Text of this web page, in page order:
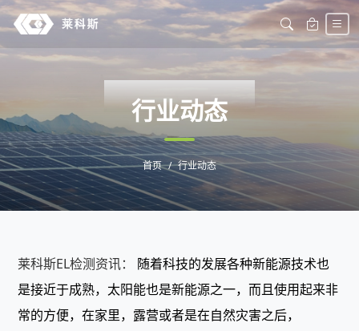
DONGTAI
行业动态
首页 行业动态
莱科斯EL检测资讯：
随着科技的发展各种新能源技术也
是接近于成熟，太阳能也是新能源之一，而且使用起来非
常的方便，在家里，露营或者是在自然灾害之后，